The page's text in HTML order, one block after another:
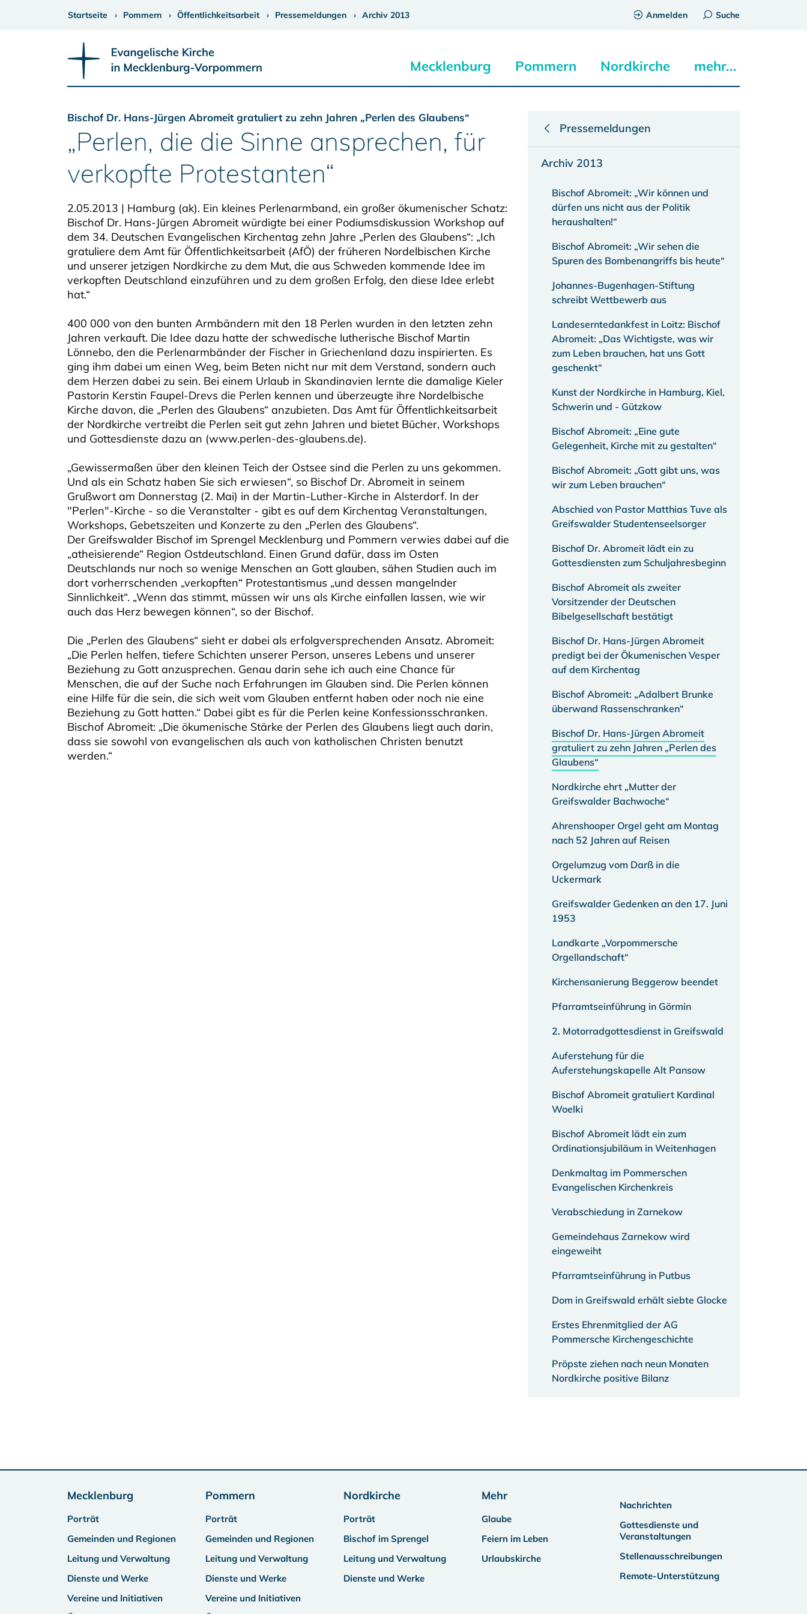
Startseite Pommern Öffentlichkeitsarbeit Pressemeldungen Archiv 2013 Anmelden Suche
Mecklenburg Pommern Nordkirche mehr...
Bischof Dr. Hans-Jürgen Abromeit gratuliert zu zehn Jahren „Perlen des Glaubens“
„Perlen, die die Sinne ansprechen, für
verkopfte Protestanten“
2.05.2013 | Hamburg (ak). Ein kleines Perlenarmband, ein großer ökumenischer Schatz:
Bischof Dr. Hans-Jürgen Abromeit würdigte bei einer Podiumsdiskussion Workshop auf
dem 34. Deutschen Evangelischen Kirchentag zehn Jahre „Perlen des Glaubens“: „Ich
gratuliere dem Amt für Öffentlichkeitsarbeit (AfÖ) der früheren Nordelbischen Kirche
und unserer jetzigen Nordkirche zu dem Mut, die aus Schweden kommende Idee im
verkopften Deutschland einzuführen und zu dem großen Erfolg, den diese Idee erlebt
hat.“
400 000 von den bunten Armbändern mit den 18 Perlen wurden in den letzten zehn
Jahren verkauft. Die Idee dazu hatte der schwedische lutherische Bischof Martin
Lönnebo, den die Perlenarmbänder der Fischer in Griechenland dazu inspirierten. Es
ging ihm dabei um einen Weg, beim Beten nicht nur mit dem Verstand, sondern auch
dem Herzen dabei zu sein. Bei einem Urlaub in Skandinavien lernte die damalige Kieler
Pastorin Kerstin Faupel-Drevs die Perlen kennen und überzeugte ihre Nordelbische
Kirche davon, die „Perlen des Glaubens“ anzubieten. Das Amt für Öffentlichkeitsarbeit
der Nordkirche vertreibt die Perlen seit gut zehn Jahren und bietet Bücher, Workshops
und Gottesdienste dazu an (www.perlen-des-glaubens.de).
„Gewissermaßen über den kleinen Teich der Ostsee sind die Perlen zu uns gekommen.
Und als ein Schatz haben Sie sich erwiesen“, so Bischof Dr. Abromeit in seinem
Grußwort am Donnerstag (2. Mai) in der Martin-Luther-Kirche in Alsterdorf. In der
"Perlen"-Kirche - so die Veranstalter - gibt es auf dem Kirchentag Veranstaltungen,
Workshops, Gebetszeiten und Konzerte zu den „Perlen des Glaubens“.
Der Greifswalder Bischof im Sprengel Mecklenburg und Pommern verwies dabei auf die
„atheisierende“ Region Ostdeutschland. Einen Grund dafür, dass im Osten
Deutschlands nur noch so wenige Menschen an Gott glauben, sähen Studien auch im
dort vorherrschenden „verkopften“ Protestantismus „und dessen mangelnder
Sinnlichkeit“. „Wenn das stimmt, müssen wir uns als Kirche einfallen lassen, wie wir
auch das Herz bewegen können“, so der Bischof.
Die „Perlen des Glaubens“ sieht er dabei als erfolgversprechenden Ansatz. Abromeit:
„Die Perlen helfen, tiefere Schichten unserer Person, unseres Lebens und unserer
Beziehung zu Gott anzusprechen. Genau darin sehe ich auch eine Chance für
Menschen, die auf der Suche nach Erfahrungen im Glauben sind. Die Perlen können
eine Hilfe für die sein, die sich weit vom Glauben entfernt haben oder noch nie eine
Beziehung zu Gott hatten.“ Dabei gibt es für die Perlen keine Konfessionsschranken.
Bischof Abromeit: „Die ökumenische Stärke der Perlen des Glaubens liegt auch darin,
dass sie sowohl von evangelischen als auch von katholischen Christen benutzt
werden.“
Pressemeldungen
Archiv 2013
Bischof Abromeit: „Wir können und
dürfen uns nicht aus der Politik
heraushalten!“
Bischof Abromeit: „Wir sehen die
Spuren des Bombenangriffs bis heute“
Johannes-Bugenhagen-Stiftung
schreibt Wettbewerb aus
Landeserntedankfest in Loitz: Bischof
Abromeit: „Das Wichtigste, was wir
zum Leben brauchen, hat uns Gott
geschenkt“
Kunst der Nordkirche in Hamburg, Kiel,
Schwerin und - Gützkow
Bischof Abromeit: „Eine gute
Gelegenheit, Kirche mit zu gestalten“
Bischof Abromeit: „Gott gibt uns, was
wir zum Leben brauchen“
Abschied von Pastor Matthias Tuve als
Greifswalder Studentenseelsorger
Bischof Dr. Abromeit lädt ein zu
Gottesdiensten zum Schuljahresbeginn
Bischof Abromeit als zweiter
Vorsitzender der Deutschen
Bibelgesellschaft bestätigt
Bischof Dr. Hans-Jürgen Abromeit
predigt bei der Ökumenischen Vesper
auf dem Kirchentag
Bischof Abromeit: „Adalbert Brunke
überwand Rassenschranken“
Bischof Dr. Hans-Jürgen Abromeit
gratuliert zu zehn Jahren „Perlen des
Glaubens“
Nordkirche ehrt „Mutter der
Greifswalder Bachwoche“
Ahrenshooper Orgel geht am Montag
nach 52 Jahren auf Reisen
Orgelumzug vom Darß in die
Uckermark
Greifswalder Gedenken an den 17. Juni
1953
Landkarte „Vorpommersche
Orgellandschaft“
Kirchensanierung Beggerow beendet
Pfarramtseinführung in Görmin
2. Motorradgottesdienst in Greifswald
Auferstehung für die
Auferstehungskapelle Alt Pansow
Bischof Abromeit gratuliert Kardinal
Woelki
Bischof Abromeit lädt ein zum
Ordinationsjubiläum in Weitenhagen
Denkmaltag im Pommerschen
Evangelischen Kirchenkreis
Verabschiedung in Zarnekow
Gemeindehaus Zarnekow wird
eingeweiht
Pfarramtseinführung in Putbus
Dom in Greifswald erhält siebte Glocke
Erstes Ehrenmitglied der AG
Pommersche Kirchengeschichte
Pröpste ziehen nach neun Monaten
Nordkirche positive Bilanz
Mecklenburg
Porträt
Gemeinden und Regionen
Leitung und Verwaltung
Dienste und Werke
Vereine und Initiativen
Pommern
Porträt
Gemeinden und Regionen
Leitung und Verwaltung
Dienste und Werke
Vereine und Initiativen
Nordkirche
Porträt
Bischof im Sprengel
Leitung und Verwaltung
Dienste und Werke
Mehr
Glaube
Feiern im Leben
Urlaubskirche
Nachrichten
Gottesdienste und
Veranstaltungen
Stellenausschreibungen
Remote-Unterstützung